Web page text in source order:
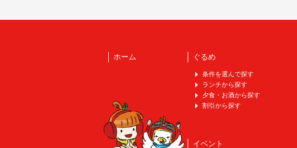
ホーム ぐるめ
条件を選んで探す
ランチから探す
夕食・お酒から探す
割引から探す
イベント